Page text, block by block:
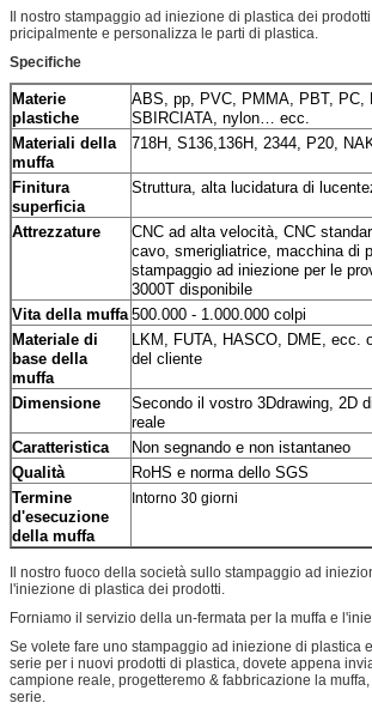
Il nostro stampaggio ad iniezione di plastica dei
pricipalmente e personalizza le parti di plastica.
Specifiche
Materie
plastiche
ABS, pp, PVC, PMMA, PBT, PC,
SBIRCIATA, nylon… ecc.
Materiali della
muffa
718H, S136,136H, 2344, P20,
Finitura
superficia
Struttura, alta lucidatura di
Attrezzature
CNC ad alta velocità, CNC
cavo, smerigliatrice, macchina di
stampaggio ad iniezione per le
3000T disponibile
Vita della muffa 500.000 - 1.000.000 colpi
Materiale di
base della
muffa
LKM, FUTA, HASCO, DME, ecc.
del cliente
Dimensione
Secondo il vostro 3Ddrawing, 2D
reale
Caratteristica Non segnando e non istantaneo
Qualità RoHS e norma dello SGS
Termine
d'esecuzione
della muffa
Intorno 30 giorni
Il nostro fuoco della società sullo stampaggio ad
l'iniezione di plastica dei prodotti.
Forniamo il servizio della un-fermata per la muffa e
Se volete fare uno stampaggio ad iniezione di plastica
serie per i nuovi prodotti di plastica, dovete appena
campione reale, progetteremo & fabbricazione la
serie.